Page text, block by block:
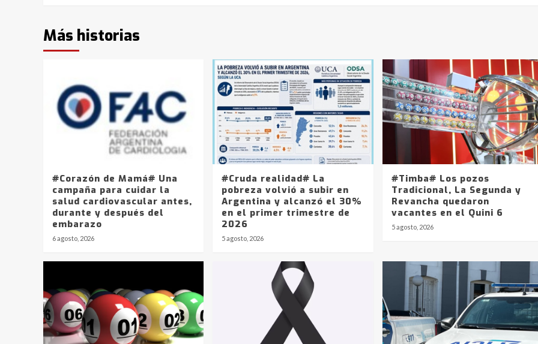
Más historias
#Corazón de Mamá# Una
campaña para cuidar la
salud cardiovascular antes,
durante y después del
embarazo
6 agosto, 2026
#Cruda realidad# La
pobreza volvió a subir en
Argentina y alcanzó el 30%
en el primer trimestre de
2026
5 agosto, 2026
#Timba# Los pozos
Tradicional, La Segunda y
Revancha quedaron
vacantes en el Quini 6
5 agosto, 2026